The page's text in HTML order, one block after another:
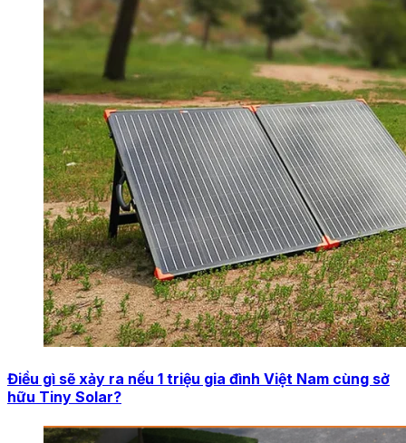
Điều gì sẽ xảy ra nếu 1 triệu gia đình Việt Nam cùng sở
hữu Tiny Solar?